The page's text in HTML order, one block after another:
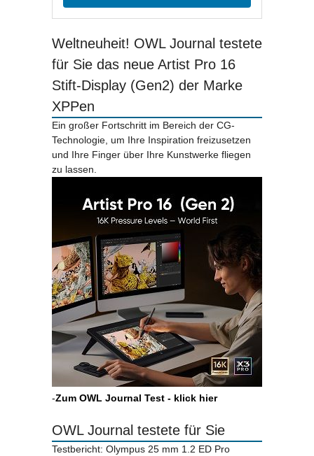
Weltneuheit! OWL Journal testete
für Sie das neue Artist Pro 16
Stift-Display (Gen2) der Marke
XPPen
Ein großer Fortschritt im Bereich der CG-
Technologie, um Ihre Inspiration freizusetzen
und Ihre Finger über Ihre Kunstwerke fliegen
zu lassen.
-Zum OWL Journal Test - klick hier
OWL Journal testete für Sie
Testbericht: Olympus 25 mm 1.2 ED Pro